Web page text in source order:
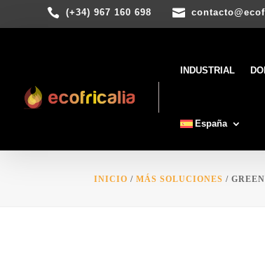
 (+34) 967 160 698 
INDUSTRIAL
España
INICIO /MÁS SOLUCIONES /